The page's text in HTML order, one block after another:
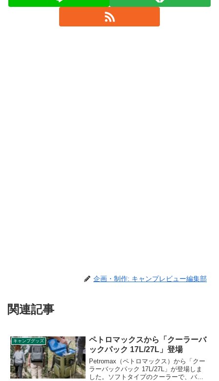
企画・制作: キャンプレビュー編集部
関連記事
キャンプグッズ
ペトロマックスから「クーラーバ
ックパック 17L/27L」登場
Petromax（ペトロマックス）から「クー
ラーバックパック 17L/27L」が登場しま
した。ソフトタイプのクーラーで、バッ